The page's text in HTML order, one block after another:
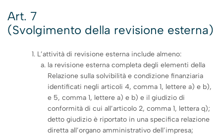
Art. 7
(Svolgimento della revisione esterna)
L’attività di revisione esterna include almeno:
la revisione esterna completa degli elementi della
Relazione sulla solvibilità e condizione finanziaria
identificati negli articoli 4, comma 1, lettere a) e b),
e 5, comma 1, lettere a) e b) e il giudizio di
conformità di cui all’articolo 2, comma 1, lettera q);
detto giudizio è riportato in una specifica relazione
diretta all’organo amministrativo dell’impresa;